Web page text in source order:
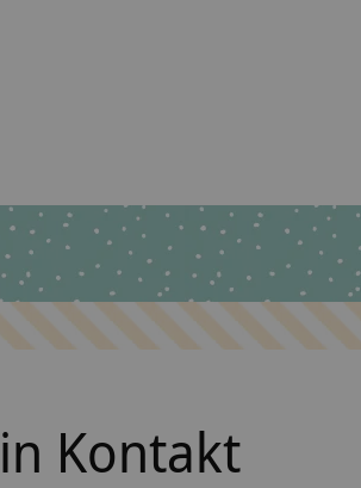
Kontakt